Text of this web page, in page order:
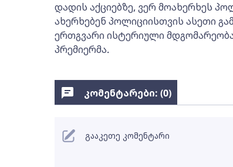
დადის აქციებზე, ვერ მოახერხეს
ახერხებენ პოლიციისთვის ასეთი
ერთგვარი ისტერიული
პრემიერმა.
კომენტარები: (0)
გააკეთე კომენტარი